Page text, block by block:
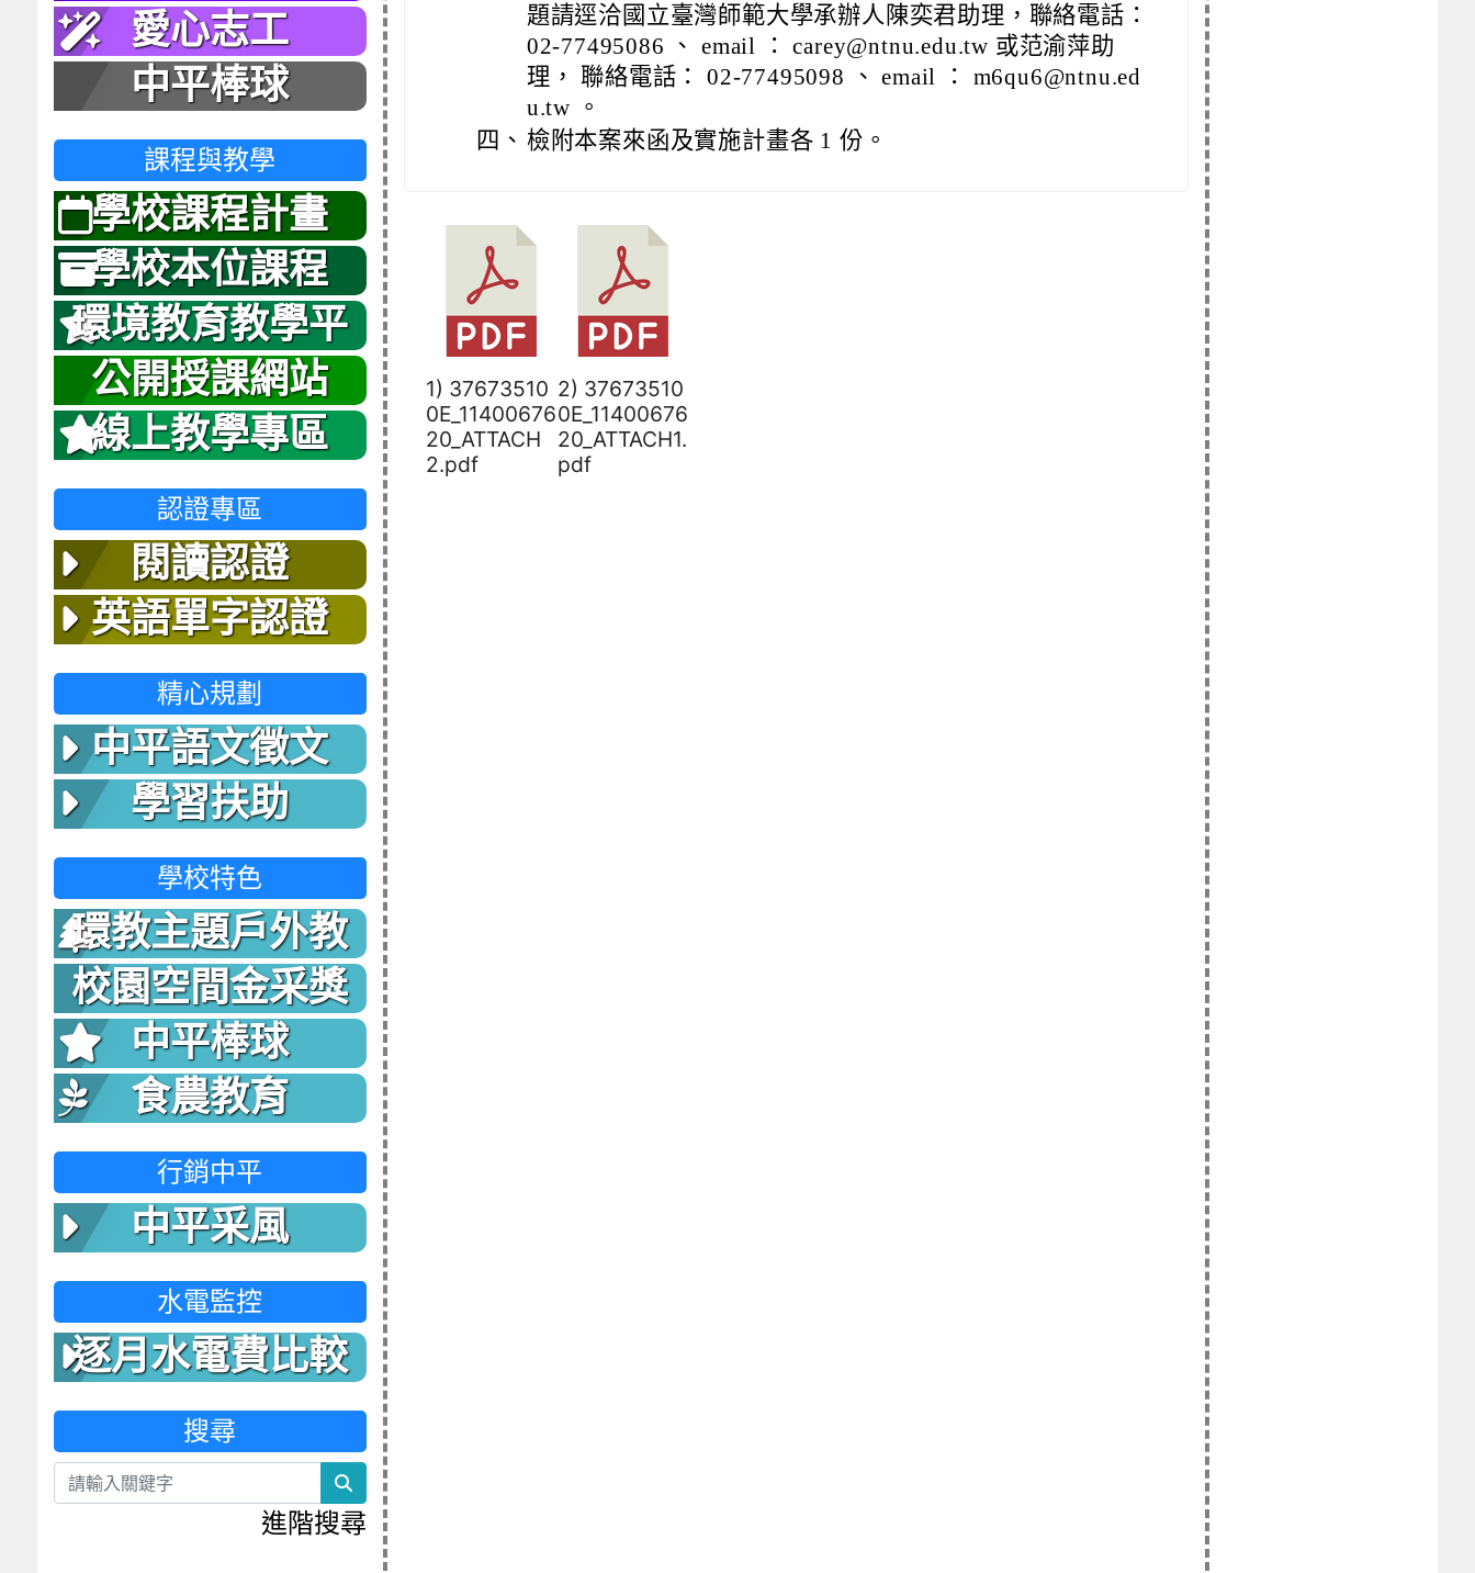
題請逕洽國立臺灣師範大學承辦人陳奕君助理，聯絡電話：
02-77495086 、 email ： carey@ntnu.edu.tw 或范渝萍助
理， 聯絡電話： 02-77495098 、 email ： m6qu6@ntnu.ed
u.tw 。
四、 檢附本案來函及實施計畫各 1 份。
1) 37673510
0E_11400676
20_ATTACH
2.pdf
2) 37673510
0E_11400676
20_ATTACH1.
pdf
愛心志工
中平棒球
課程與教學
學校課程計畫
學校本位課程
環境教育教學平
台
公開授課網站
線上教學專區
認證專區
閱讀認證
英語單字認證
精心規劃
中平語文徵文
學習扶助
學校特色
環教主題戶外教
室
校園空間金采獎
中平棒球
食農教育
行銷中平
中平采風
水電監控
逐月水電費比較
表
搜尋
search
進階搜尋